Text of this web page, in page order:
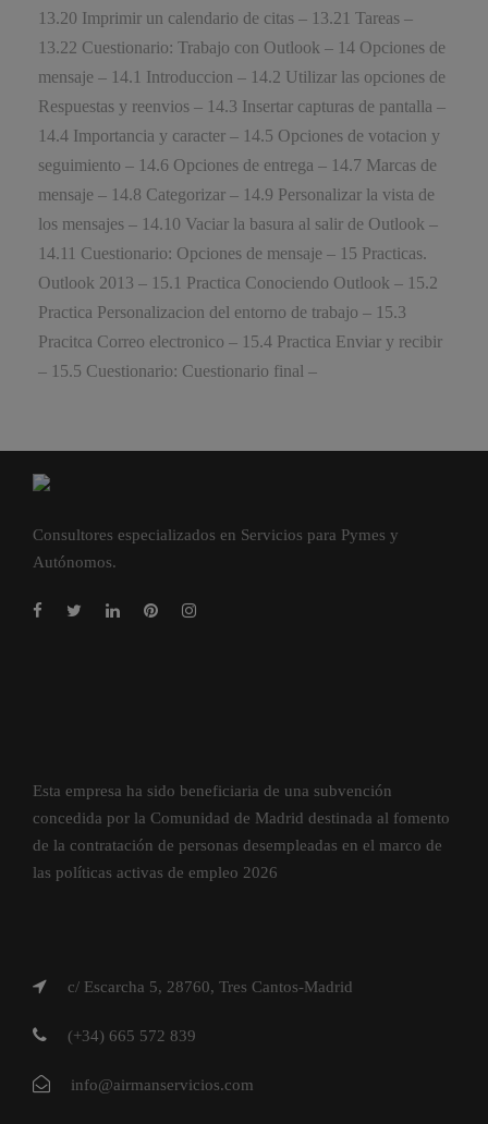
Consultores especializados en Servicios para Pymes y
Autónomos.
Esta empresa ha sido beneficiaria de una subvención
concedida por la Comunidad de Madrid destinada al fomento
de la contratación de personas desempleadas en el marco de
las políticas activas de empleo 2026
c/ Escarcha 5, 28760, Tres Cantos-Madrid
(+34) 665 572 839
info@airmanservicios.com